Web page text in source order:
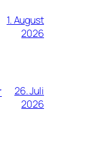
1. August
2026
26. Juli
2026